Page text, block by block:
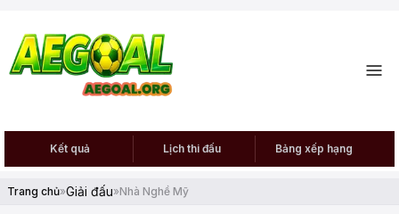
Kết quả Lịch thi đấu Bảng xếp hạng
Trang chủ»Giải đấu»Nhà Nghề Mỹ